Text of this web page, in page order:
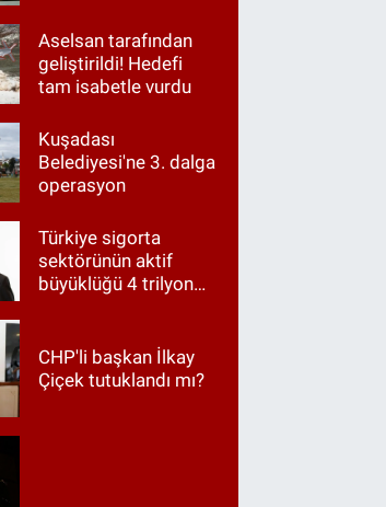
Aselsan tarafından
geliştirildi! Hedefi
tam isabetle vurdu
Kuşadası
Belediyesi'ne 3. dalga
operasyon
Türkiye sigorta
sektörünün aktif
büyüklüğü 4 trilyon
CHP'li başkan İlkay
Çiçek tutuklandı mı?